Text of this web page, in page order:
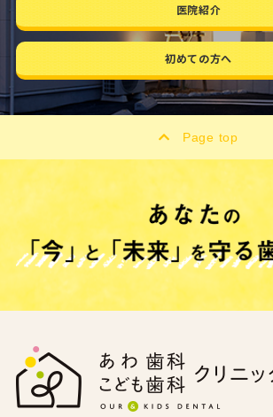
医院紹介
初めての方へ
Page top